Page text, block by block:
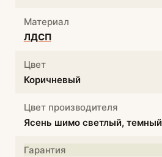
Материал
ЛДСП
Цвет
Коричневый
Цвет производителя
Ясень шимо светлый, темный
Гарантия